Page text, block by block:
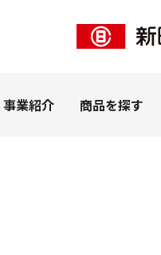
事業紹介 商品を探す